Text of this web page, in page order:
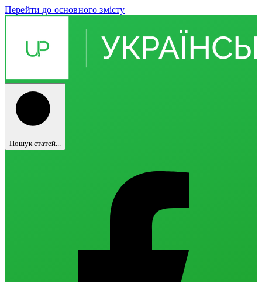
Перейти до основного змісту
Пошук статей...